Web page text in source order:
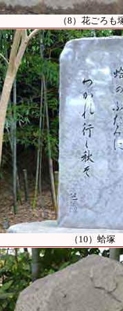
（8）花ごろも
（10）蛤塚